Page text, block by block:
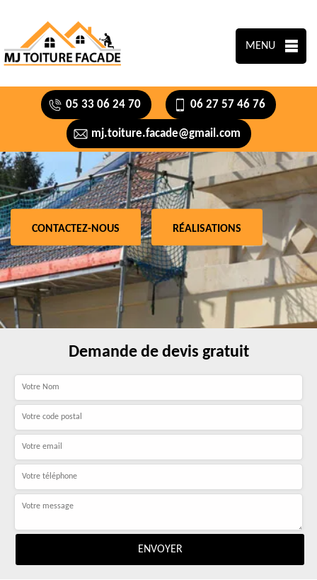
MENU
05 33 06 24 70 06 27 57 46 76
mj.toiture.facade@gmail.com
CONTACTEZ-NOUS RÉALISATIONS
Demande de devis gratuit